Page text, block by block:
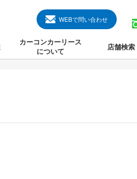
WEBで問い合わせ
カーコンカーリース
について
店舗検索